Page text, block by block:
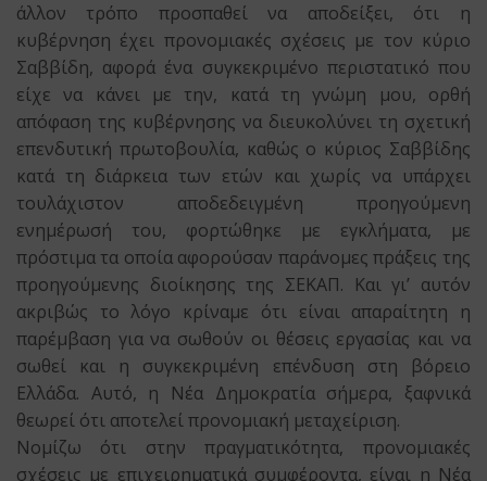
άλλον τρόπο προσπαθεί να αποδείξει, ότι η
κυβέρνηση έχει προνομιακές σχέσεις με τον κύριο
Σαββίδη, αφορά ένα συγκεκριμένο περιστατικό που
είχε να κάνει με την, κατά τη γνώμη μου, ορθή
απόφαση της κυβέρνησης να διευκολύνει τη σχετική
επενδυτική πρωτοβουλία, καθώς ο κύριος Σαββίδης
κατά τη διάρκεια των ετών και χωρίς να υπάρχει
τουλάχιστον αποδεδειγμένη προηγούμενη
ενημέρωσή του, φορτώθηκε με εγκλήματα, με
πρόστιμα τα οποία αφορούσαν παράνομες πράξεις της
προηγούμενης διοίκησης της ΣΕΚΑΠ. Και γι’ αυτόν
ακριβώς το λόγο κρίναμε ότι είναι απαραίτητη η
παρέμβαση για να σωθούν οι θέσεις εργασίας και να
σωθεί και η συγκεκριμένη επένδυση στη βόρειο
Ελλάδα. Αυτό, η Νέα Δημοκρατία σήμερα, ξαφνικά
θεωρεί ότι αποτελεί προνομιακή μεταχείριση.
Νομίζω ότι στην πραγματικότητα, προνομιακές
σχέσεις με επιχειρηματικά συμφέροντα, είναι η Νέα